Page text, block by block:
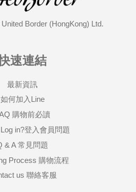
Border (HongKong) Ltd.
速連結
最新資訊
如何加入Line
購物前必讀
in?登入會員問題
& A 常見問題
Process 購物流程
us 聯絡客服